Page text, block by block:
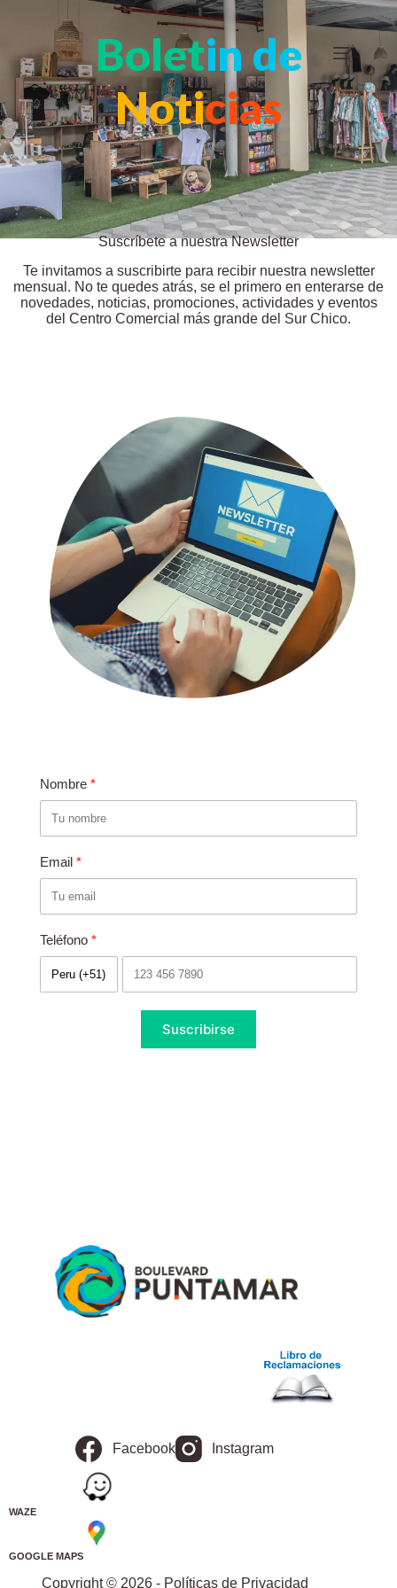
contenido
Boletin de
Noticias
Suscríbete a nuestra Newsletter
Te invitamos a suscribirte para recibir nuestra newsletter
mensual. No te quedes atrás, se el primero en enterarse de
novedades, noticias, promociones, actividades y eventos
del Centro Comercial más grande del Sur Chico.
Nombre
Email
Teléfono
Suscribirse
Facebook Instagram
WAZE
GOOGLE MAPS
Copyright © 2026 - Políticas de Privacidad